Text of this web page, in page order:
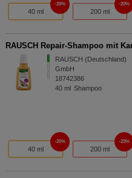
40 ml
20%
200 ml
20%
RAUSCH Repair-Shampoo mit
RAUSCH (Deutschland)
GmbH
18742386
40 ml Shampoo
40 ml
20%
200 ml
23%